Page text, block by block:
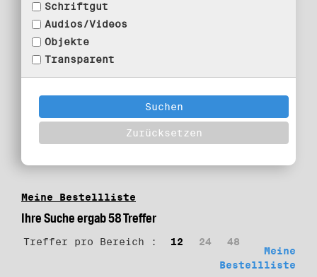
Schriftgut
Audios/Videos
Objekte
Transparent
Meine Bestellliste
Ihre Suche ergab 58 Treffer
Treffer pro Bereich : 12 24
48
Meine
Bestellliste